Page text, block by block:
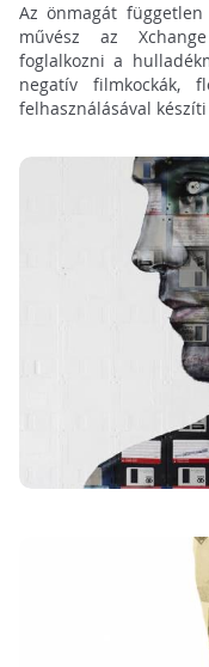
Az önmagát
művész az
foglalkozni a
negatív filmkockák,
felhasználásával